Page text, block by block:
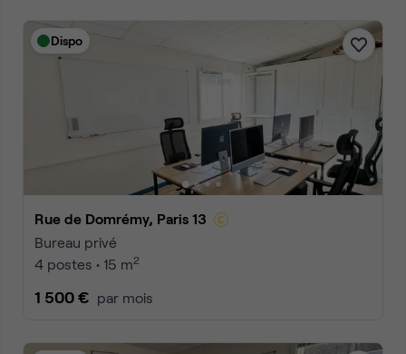
Dispo
Rue de Domrémy, Paris 13
Bureau privé
4 postes • 15 m2
1 500 € par mois